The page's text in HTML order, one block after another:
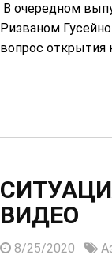
В очередном
Ризваном
вопрос открытия
ВИДЕО
8/25/2020